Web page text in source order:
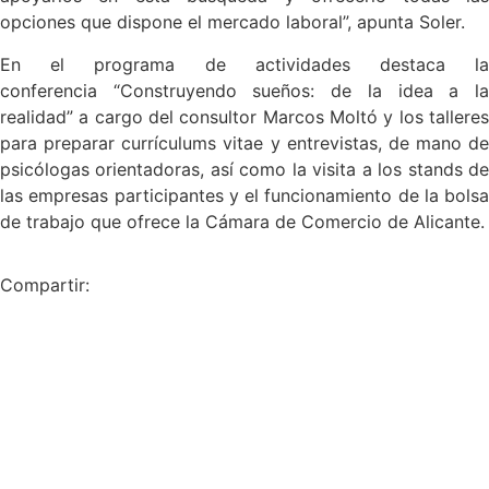
opciones que dispone el mercado laboral”, apunta Soler.
En el programa de actividades destaca la
conferencia “Construyendo sueños: de la idea a la
realidad” a cargo del consultor Marcos Moltó y los talleres
para preparar currículums vitae y entrevistas, de mano de
psicólogas orientadoras, así como la visita a los stands de
las empresas participantes y el funcionamiento de la bolsa
de trabajo que ofrece la Cámara de Comercio de Alicante.
Compartir: